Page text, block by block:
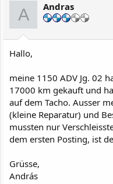
A Andras
Hallo,
meine 1150 ADV Jg. 02
17000 km gekauft und
auf dem Tacho. Ausser
(kleine Reparatur) und
mussten nur
dem ersten Posting, ist
Grüsse,
András